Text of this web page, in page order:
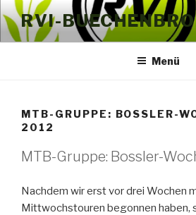
Zum
Inhalt
springen
RVI-
Menü
MTB-GRUPPE: BOSSLER-
2012
MTB-Gruppe: Bossler-
Nachdem wir erst vor drei Wochen
Mittwochstouren begonnen haben,